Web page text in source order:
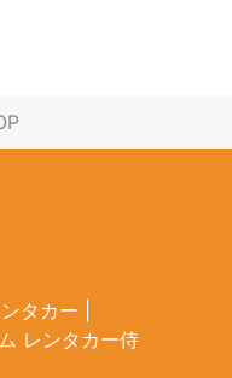
タカー
レンタカー侍